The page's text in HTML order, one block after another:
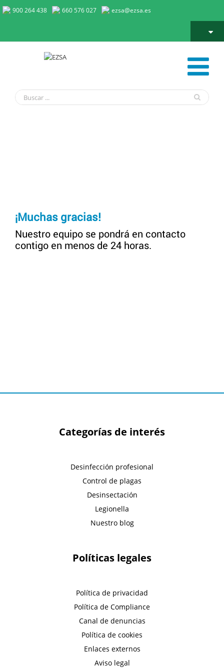
900 264 438 660 576 027 ezsa@ezsa.es
¡Muchas gracias!
Nuestro equipo se pondrá en contacto
contigo en menos de 24 horas.
Categorías de interés
Desinfección profesional
Control de plagas
Desinsectación
Legionella
Nuestro blog
Políticas legales
Política de privacidad
Política de Compliance
Canal de denuncias
Política de cookies
Enlaces externos
Aviso legal